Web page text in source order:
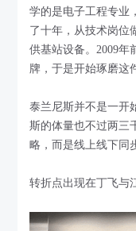
学的是电子工程专业
了十年，从技术岗位
供基站设备。2009年
牌，于是开始琢磨这
泰兰尼斯并不是一开
斯的体量也不过两三
略，而是线上线下同
转折点出现在丁飞与